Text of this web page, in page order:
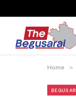
Home »